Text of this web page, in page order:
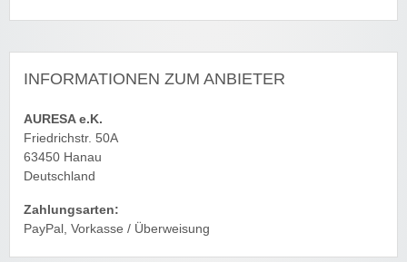
INFORMATIONEN ZUM ANBIETER
AURESA e.K.
Friedrichstr. 50A
63450 Hanau
Deutschland
Zahlungsarten:
PayPal, Vorkasse / Überweisung